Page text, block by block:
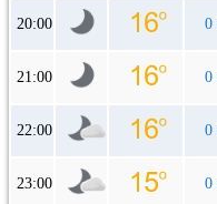
20:00 0
21:00 0
22:00 0
23:00 0